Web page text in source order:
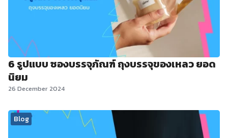
6 รูปแบบ ซองบรรจุภัณฑ์ ถุงบรรจุของเหลว ยอด
นิยม
26 December 2024
Blog